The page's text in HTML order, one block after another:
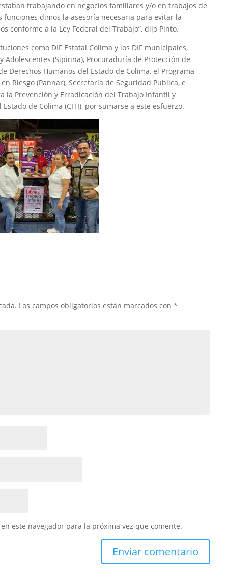
trabajando en negocios familiares y/o en trabajos de
dimos la asesoría necesaria para evitar la
conforme a la Ley Federal del Trabajo”, dijo Pinto.
como DIF Estatal Colima y los DIF municipales,
(Sipinna), Procuraduría de Protección de
Derechos Humanos del Estado de Colima, el Programa
Riesgo (Pannar), Secretaría de Seguridad Publica, e
Prevención y Erradicación del Trabajo Infantil y
de Colima (CITI), por sumarse a este esfuerzo.
Los campos obligatorios están marcados con*
este navegador para la próxima vez que comente.